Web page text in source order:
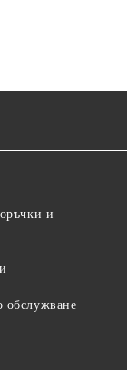
и
обслужване